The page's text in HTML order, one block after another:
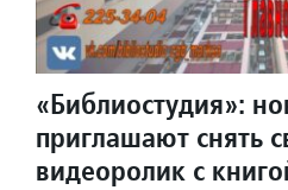
«Библиостудия»:
приглашают снять
видеоролик с